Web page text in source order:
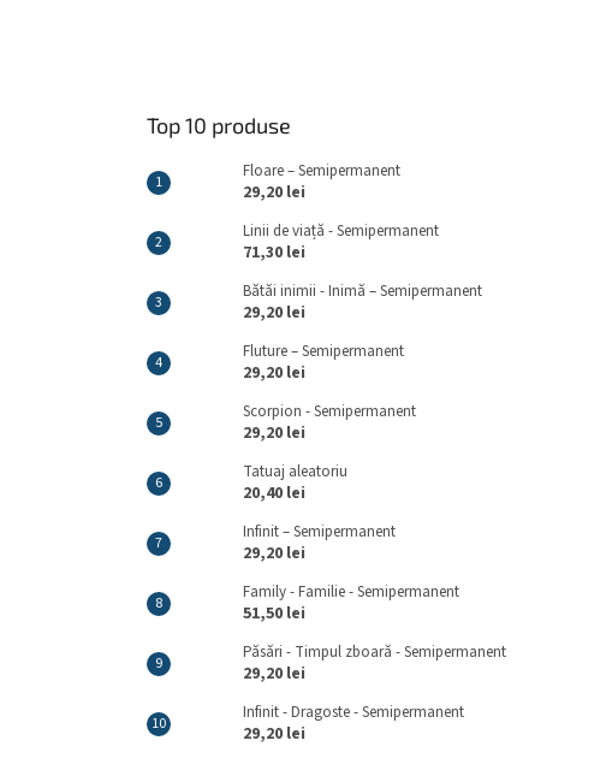
Top 10 produse
Floare – Semipermanent
29,20 lei
Linii de viață - Semipermanent
71,30 lei
Bătăi inimii - Inimă – Semipermanent
29,20 lei
Fluture – Semipermanent
29,20 lei
Scorpion - Semipermanent
29,20 lei
Tatuaj aleatoriu
20,40 lei
Infinit – Semipermanent
29,20 lei
Family - Familie - Semipermanent
51,50 lei
Păsări - Timpul zboară - Semipermanent
29,20 lei
Infinit - Dragoste - Semipermanent
29,20 lei